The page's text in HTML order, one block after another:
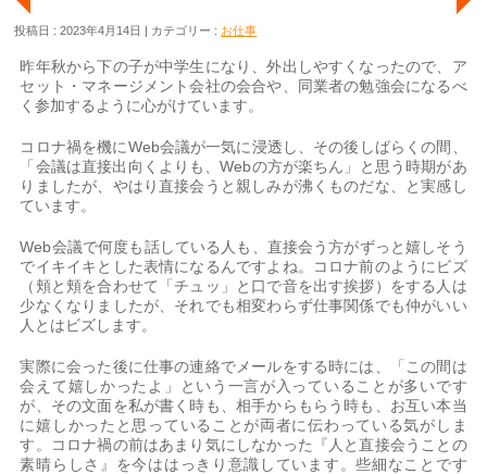
投稿日 : 2023年4月14日 カテゴリー : お仕事
昨年秋から下の子が中学生になり、外出しやすくなったので、ア
セット・マネージメント会社の会合や、同業者の勉強会になるべ
く参加するように心がけています。
コロナ禍を機にWeb会議が一気に浸透し、その後しばらくの間、
「会議は直接出向くよりも、Webの方が楽ちん」と思う時期があ
りましたが、やはり直接会うと親しみが沸くものだな、と実感し
ています。
Web会議で何度も話している人も、直接会う方がずっと嬉しそう
でイキイキとした表情になるんですよね。コロナ前のようにビズ
（頬と頬を合わせて「チュッ」と口で音を出す挨拶）をする人は
少なくなりましたが、それでも相変わらず仕事関係でも仲がいい
人とはビズします。
実際に会った後に仕事の連絡でメールをする時には、「この間は
会えて嬉しかったよ」という一言が入っていることが多いです
が、その文面を私が書く時も、相手からもらう時も、お互い本当
に嬉しかったと思っていることが両者に伝わっている気がしま
す。コロナ禍の前はあまり気にしなかった『人と直接会うことの
素晴らしさ』を今ははっきり意識しています。些細なことです